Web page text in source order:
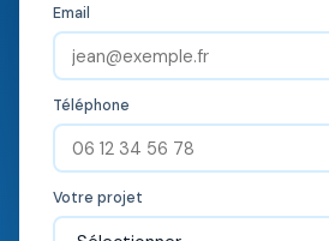
Email
Téléphone
Votre projet